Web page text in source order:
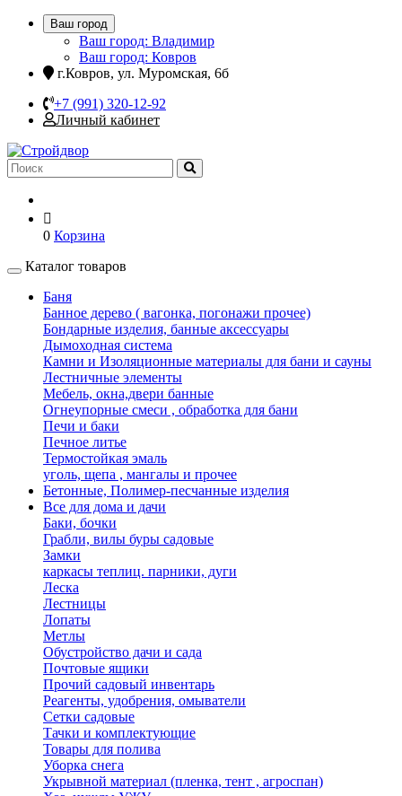
Ваш город
Ваш город: Владимир
Ваш город: Ковров
г.Ковров, ул. Муромская, 6б
+7 (991) 320-12-92
Личный кабинет
0 Корзина
Каталог товаров
Баня
Банное дерево ( вагонка, погонажи прочее)
Бондарные изделия, банные аксессуары
Дымоходная система
Камни и Изоляционные материалы для бани и сауны
Лестничные элементы
Мебель, окна,двери банные
Огнеупорные смеси , обработка для бани
Печи и баки
Печное литье
Термостойкая эмаль
уголь, щепа , мангалы и прочее
Бетонные, Полимер-песчанные изделия
Все для дома и дачи
Баки, бочки
Грабли, вилы буры садовые
Замки
каркасы теплиц. парники, дуги
Леска
Лестницы
Лопаты
Метлы
Обустройство дачи и сада
Почтовые ящики
Прочий садовый инвентарь
Реагенты, удобрения, омыватели
Сетки садовые
Тачки и комплектующие
Товары для полива
Уборка снега
Укрывной материал (пленка, тент , агроспан)